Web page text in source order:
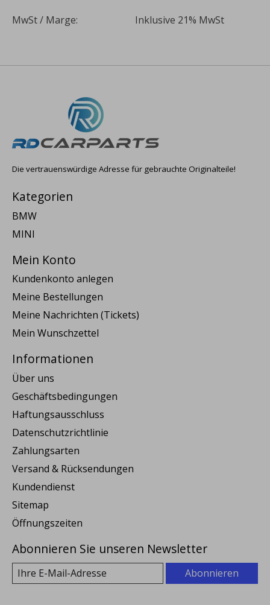
MwSt / Marge: Inklusive 21% MwSt
Die vertrauenswürdige Adresse für gebrauchte Originalteile!
Kategorien
BMW
MINI
Mein Konto
Kundenkonto anlegen
Meine Bestellungen
Meine Nachrichten (Tickets)
Mein Wunschzettel
Informationen
Über uns
Geschäftsbedingungen
Haftungsausschluss
Datenschutzrichtlinie
Zahlungsarten
Versand & Rücksendungen
Kundendienst
Sitemap
Öffnungszeiten
Abonnieren Sie unseren Newsletter
Abonnieren